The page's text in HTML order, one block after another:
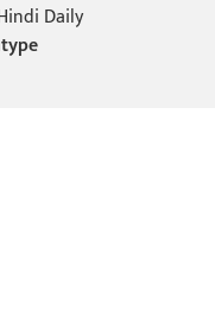
Daily